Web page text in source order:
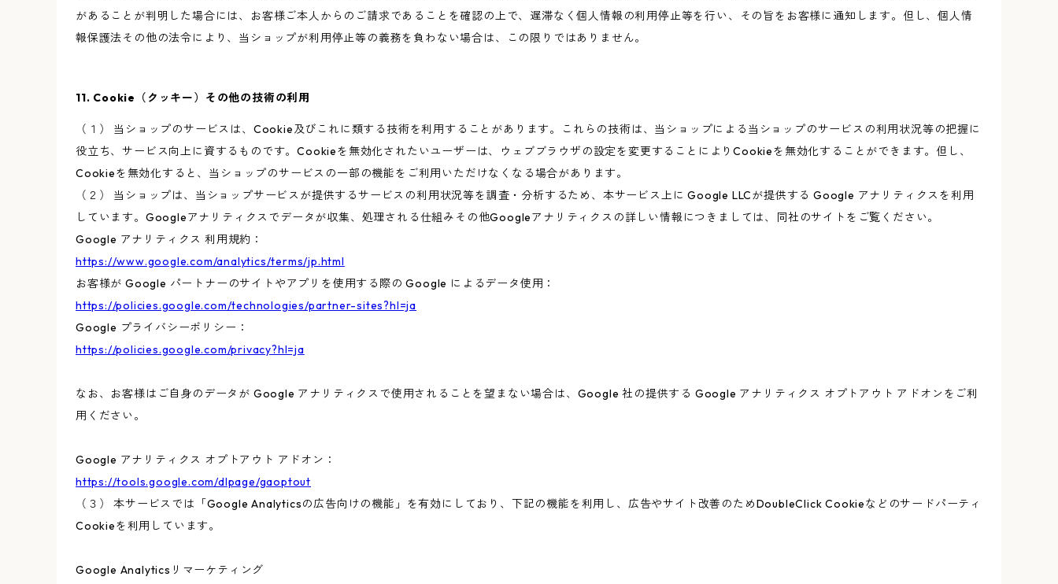
があることが判明した場合には、お客様ご本人からのご請求であることを確認の上で、遅滞なく個人情報の利用停止等を行い、その旨をお客様に通知します。但し、個人情
報保護法その他の法令により、当ショップが利用停止等の義務を負わない場合は、この限りではありません。
11. Cookie（クッキー）その他の技術の利用
（１） 当ショップのサービスは、Cookie及びこれに類する技術を利用することがあります。これらの技術は、当ショップによる当ショップのサービスの利用状況等の把握に
役立ち、サービス向上に資するものです。Cookieを無効化されたいユーザーは、ウェブブラウザの設定を変更することによりCookieを無効化することができます。但し、
Cookieを無効化すると、当ショップのサービスの一部の機能をご利用いただけなくなる場合があります。
（２） 当ショップは、当ショップサービスが提供するサービスの利用状況等を調査・分析するため、本サービス上に Google LLCが提供する Google アナリティクスを利用
しています。Googleアナリティクスでデータが収集、処理される仕組みその他Googleアナリティクスの詳しい情報につきましては、同社のサイトをご覧ください。
Google アナリティクス 利用規約：
https://www.google.com/analytics/terms/jp.html
お客様が Google パートナーのサイトやアプリを使用する際の Google によるデータ使用：
https://policies.google.com/technologies/partner-sites?hl=ja
Google プライバシーポリシー：
https://policies.google.com/privacy?hl=ja
なお、お客様はご自身のデータが Google アナリティクスで使用されることを望まない場合は、Google 社の提供する Google アナリティクス オプトアウト アドオンをご利
用ください。
Google アナリティクス オプトアウト アドオン：
https://tools.google.com/dlpage/gaoptout
（３） 本サービスでは「Google Analyticsの広告向けの機能」を有効にしており、下記の機能を利用し、広告やサイト改善のためDoubleClick Cookieなどのサードパーティ
Cookieを利用しています。
Google Analyticsリマーケティング